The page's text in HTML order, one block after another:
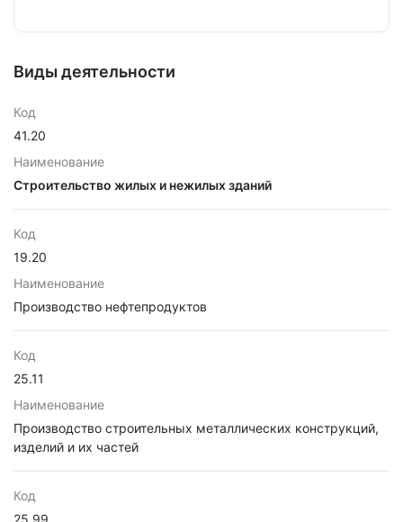
Виды деятельности
Код
41.20
Наименование
Строительство жилых и нежилых зданий
Код
19.20
Наименование
Производство нефтепродуктов
Код
25.11
Наименование
Производство строительных металлических конструкций,
изделий и их частей
Код
25.99